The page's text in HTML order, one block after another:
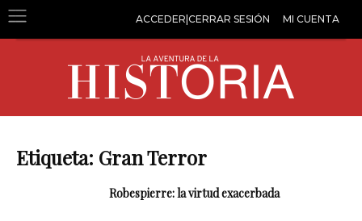
ACCEDER|CERRAR SESIÓN MI CUENTA
Etiqueta: Gran Terror
Robespierre: la virtud exacerbada